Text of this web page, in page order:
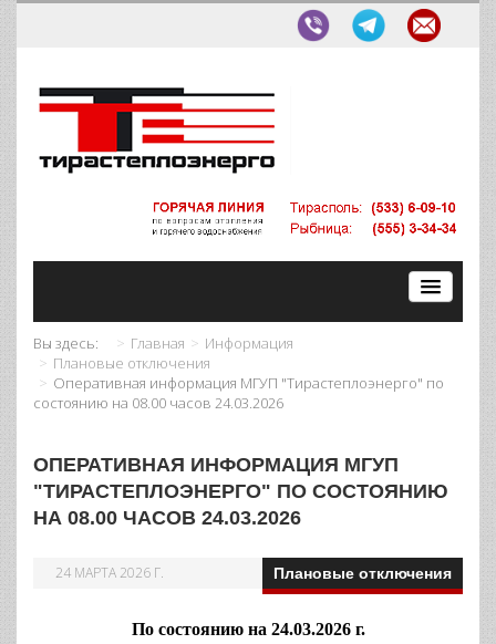
Вы здесь: Главная
Информация
Плановые отключения
Оперативная информация МГУП "Тирастеплоэнерго" по
состоянию на 08.00 часов 24.03.2026
ОПЕРАТИВНАЯ ИНФОРМАЦИЯ МГУП
"ТИРАСТЕПЛОЭНЕРГО" ПО СОСТОЯНИЮ
НА 08.00 ЧАСОВ 24.03.2026
Плановые отключения
24 МАРТА 2026 Г.
По состоянию на 24.03.2026 г.